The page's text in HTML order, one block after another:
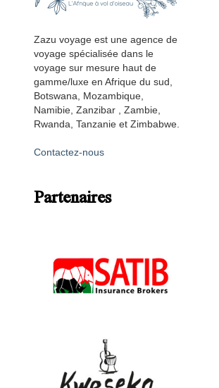
Zazu voyage est une agence de
voyage spécialisée dans le
voyage sur mesure haut de
gamme/luxe en Afrique du sud,
Botswana, Mozambique,
Namibie, Zanzibar , Zambie,
Rwanda, Tanzanie et Zimbabwe.
Contactez-nous
Partenaires